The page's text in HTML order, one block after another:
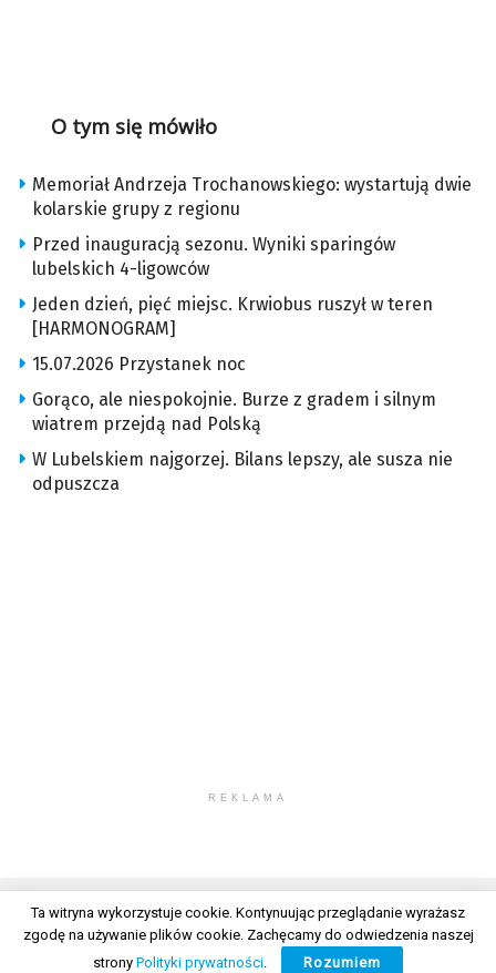
O tym się mówiło
Memoriał Andrzeja Trochanowskiego: wystartują dwie
kolarskie grupy z regionu
Przed inauguracją sezonu. Wyniki sparingów
lubelskich 4-ligowców
Jeden dzień, pięć miejsc. Krwiobus ruszył w teren
[HARMONOGRAM]
15.07.2026 Przystanek noc
Gorąco, ale niespokojnie. Burze z gradem i silnym
wiatrem przejdą nad Polską
W Lubelskiem najgorzej. Bilans lepszy, ale susza nie
odpuszcza
REKLAMA
© 2026 Wszelkie prawa zastrzeżone. Radio Lublin S.A. w likwidacji
Ta witryna wykorzystuje cookie. Kontynuując przeglądanie wyrażasz
zgodę na używanie plików cookie. Zachęcamy do odwiedzenia naszej
strony Polityki prywatności. Rozumiem